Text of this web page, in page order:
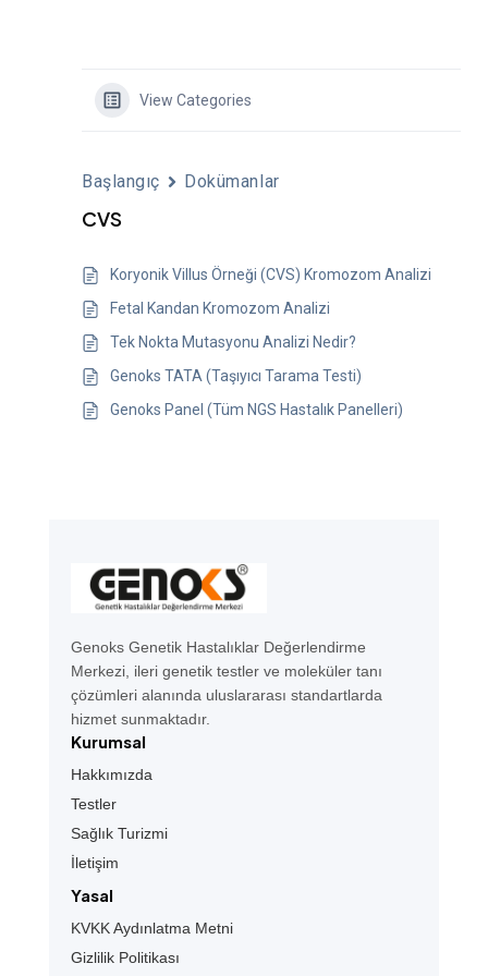
View Categories
Başlangıç Dokümanlar
CVS
Koryonik Villus Örneği (CVS) Kromozom Analizi
Fetal Kandan Kromozom Analizi
Tek Nokta Mutasyonu Analizi Nedir?
Genoks TATA (Taşıyıcı Tarama Testi)
Genoks Panel (Tüm NGS Hastalık Panelleri)
Genoks Genetik Hastalıklar Değerlendirme
Merkezi, ileri genetik testler ve moleküler tanı
çözümleri alanında uluslararası standartlarda
hizmet sunmaktadır.
Kurumsal
Hakkımızda
Testler
Sağlık Turizmi
İletişim
Yasal
KVKK Aydınlatma Metni
Gizlilik Politikası